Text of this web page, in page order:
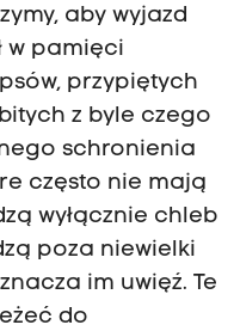
aby wyjazd
w pamięci
przypiętych
z byle czego
schronienia
często nie mają
wyłącznie chleb
poza niewielki
im uwięź. Te
do